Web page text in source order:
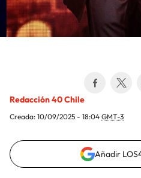
Redacción 40 Chile
Creada: 10/09/2025 - 18:04 GMT-3
Añadir